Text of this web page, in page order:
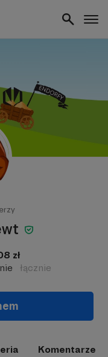
zł
łącznie
Komentarze